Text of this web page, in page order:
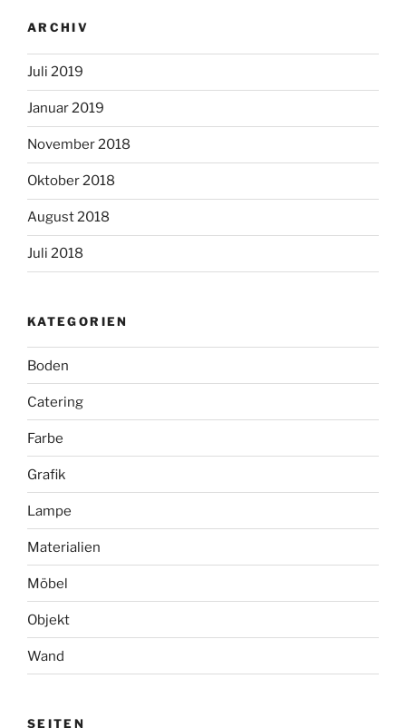
ARCHIV
Juli 2019
Januar 2019
November 2018
Oktober 2018
August 2018
Juli 2018
KATEGORIEN
Boden
Catering
Farbe
Grafik
Lampe
Materialien
Möbel
Objekt
Wand
SEITEN